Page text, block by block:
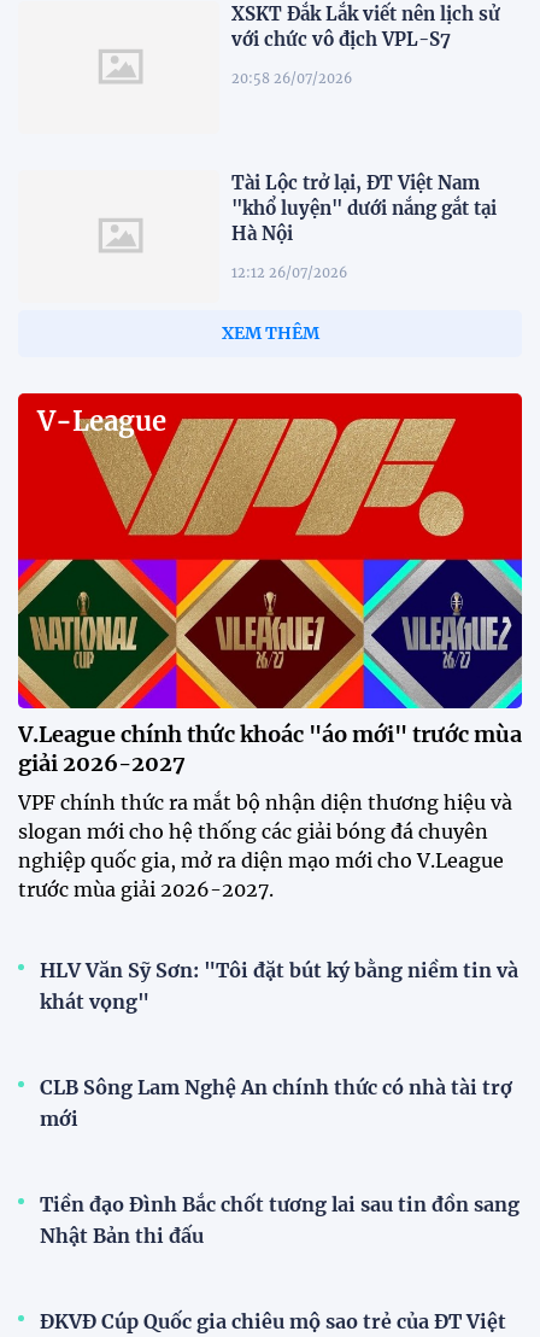
XSKT Đắk Lắk viết nên lịch sử
với chức vô địch VPL-S7
20:58 26/07/2026
Tài Lộc trở lại, ĐT Việt Nam
"khổ luyện" dưới nắng gắt tại
Hà Nội
12:12 26/07/2026
XEM THÊM
V-League
V.League chính thức khoác "áo mới" trước mùa
giải 2026-2027
VPF chính thức ra mắt bộ nhận diện thương hiệu và
slogan mới cho hệ thống các giải bóng đá chuyên
nghiệp quốc gia, mở ra diện mạo mới cho V.League
trước mùa giải 2026-2027.
HLV Văn Sỹ Sơn: "Tôi đặt bút ký bằng niềm tin và
khát vọng"
CLB Sông Lam Nghệ An chính thức có nhà tài trợ
mới
Tiền đạo Đình Bắc chốt tương lai sau tin đồn sang
Nhật Bản thi đấu
ĐKVĐ Cúp Quốc gia chiêu mộ sao trẻ của ĐT Việt